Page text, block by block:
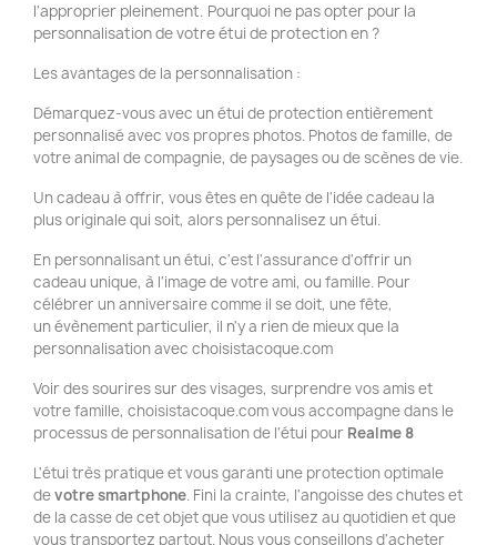
l'approprier pleinement. Pourquoi ne pas opter pour la
personnalisation de votre étui de protection en ?
Les avantages de la personnalisation :
Démarquez-vous avec un étui de protection entièrement
personnalisé avec vos propres photos. Photos de famille, de
votre animal de compagnie, de paysages ou de scènes de vie.
Un cadeau à offrir, vous êtes en quête de l'idée cadeau la
plus originale qui soit, alors personnalisez un étui.
En personnalisant un étui, c'est l'assurance d'offrir un
cadeau unique, à l'image de votre ami, ou famille. Pour
célébrer un anniversaire comme il se doit, une fête,
un évènement particulier, il n'y a rien de mieux que la
personnalisation avec choisistacoque.com
Voir des sourires sur des visages, surprendre vos amis et
votre famille, choisistacoque.com vous accompagne dans le
processus de personnalisation de l'étui pour Realme 8
L'étui très pratique et vous garanti une protection optimale
devotre smartphone. Fini la crainte, l'angoisse des chutes et
de la casse de cet objet que vous utilisez au quotidien et que
vous transportez partout. Nous vous conseillons d'acheter